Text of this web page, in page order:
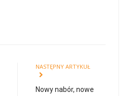
NASTĘPNY ARTYKUŁ
Nowy nabór, nowe